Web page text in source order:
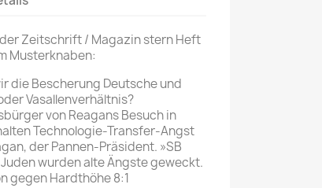
Hobby
Mein schöner
Garten
selber machen
Selbst ist der
Mann
Zeitschrift / Magazin stern Heft
Musterknaben:
die Bescherung Deutsche und
Vasallenverhältnis?
von Reagans Besuch in
Technologie-Transfer-Angst
der Pannen-Präsident. »SB
wurden alte Ängste geweckt.
gegen Hardthöhe 8:1